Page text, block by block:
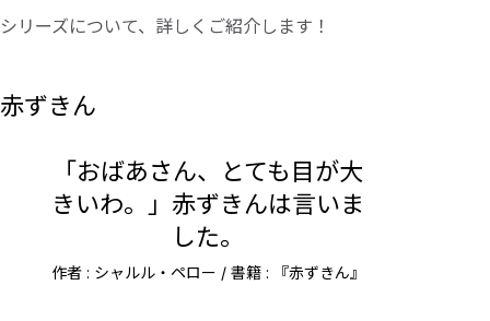
シリーズについて、詳しくご紹介します！
赤ずきん
「おばあさん、とても目が大
きいわ。」赤ずきんは言いま
した。
作者 : シャルル・ペロー / 書籍 : 『赤ずきん』